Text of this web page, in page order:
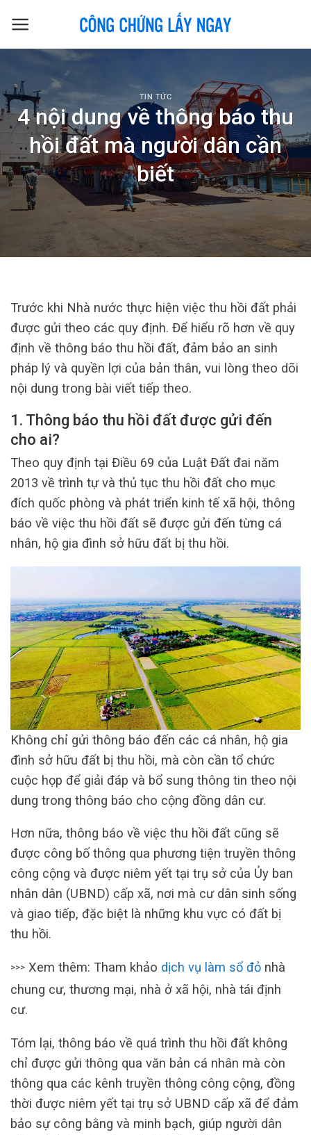
TIN TỨC
4 nội dung về thông báo thu
hồi đất mà người dân cần
biết
Trước khi Nhà nước thực hiện việc thu hồi đất phải
được gửi theo các quy định. Để hiểu rõ hơn về quy
định về thông báo thu hồi đất, đảm bảo an sinh
pháp lý và quyền lợi của bản thân, vui lòng theo dõi
nội dung trong bài viết tiếp theo.
1. Thông báo thu hồi đất được gửi đến
cho ai?
Theo quy định tại Điều 69 của Luật Đất đai năm
2013 về trình tự và thủ tục thu hồi đất cho mục
đích quốc phòng và phát triển kinh tế xã hội, thông
báo về việc thu hồi đất sẽ được gửi đến từng cá
nhân, hộ gia đình sở hữu đất bị thu hồi.
Không chỉ gửi thông báo đến các cá nhân, hộ gia
đình sở hữu đất bị thu hồi, mà còn cần tổ chức
cuộc họp để giải đáp và bổ sung thông tin theo nội
dung trong thông báo cho cộng đồng dân cư.
Hơn nữa, thông báo về việc thu hồi đất cũng sẽ
được công bố thông qua phương tiện truyền thông
công cộng và được niêm yết tại trụ sở của Ủy ban
nhân dân (UBND) cấp xã, nơi mà cư dân sinh sống
và giao tiếp, đặc biệt là những khu vực có đất bị
thu hồi.
>>> Xem thêm: Tham khảo dịch vụ làm sổ đỏ nhà
chung cư, thương mại, nhà ở xã hội, nhà tái định
cư.
Tóm lại, thông báo về quá trình thu hồi đất không
chỉ được gửi thông qua văn bản cá nhân mà còn
thông qua các kênh truyền thông công cộng, đồng
thời được niêm yết tại trụ sở UBND cấp xã để đảm
bảo sự công bằng và minh bạch, giúp người dân